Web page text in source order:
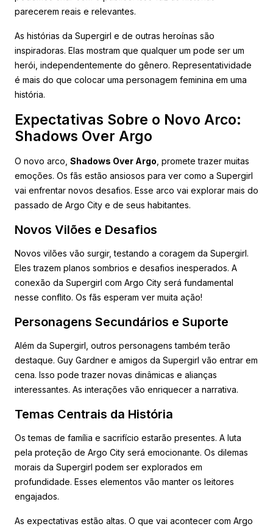
parecerem reais e relevantes.
As histórias da Supergirl e de outras heroínas são
inspiradoras. Elas mostram que qualquer um pode ser um
herói, independentemente do gênero. Representatividade
é mais do que colocar uma personagem feminina em uma
história.
Expectativas Sobre o Novo Arco:
Shadows Over Argo
O novo arco, Shadows Over Argo , promete trazer muitas
emoções. Os fãs estão ansiosos para ver como a Supergirl
vai enfrentar novos desafios. Esse arco vai explorar mais do
passado de Argo City e de seus habitantes.
Novos Vilões e Desafios
Novos vilões vão surgir, testando a coragem da Supergirl.
Eles trazem planos sombrios e desafios inesperados. A
conexão da Supergirl com Argo City será fundamental
nesse conflito. Os fãs esperam ver muita ação!
Personagens Secundários e Suporte
Além da Supergirl, outros personagens também terão
destaque. Guy Gardner e amigos da Supergirl vão entrar em
cena. Isso pode trazer novas dinâmicas e alianças
interessantes. As interações vão enriquecer a narrativa.
Temas Centrais da História
Os temas de família e sacrifício estarão presentes. A luta
pela proteção de Argo City será emocionante. Os dilemas
morais da Supergirl podem ser explorados em
profundidade. Esses elementos vão manter os leitores
engajados.
As expectativas estão altas. O que vai acontecer com Argo